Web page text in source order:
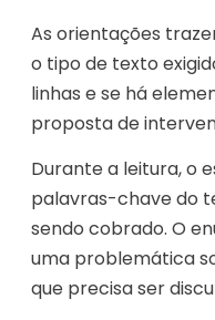
As orientações
o tipo de texto
linhas e se há
proposta de
Durante a leitura, o
palavras-chave do
sendo cobrado. O
uma problemática
que precisa ser